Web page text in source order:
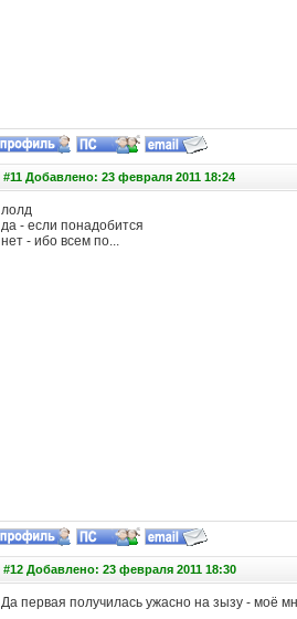
#11 Добавлено: 23 февраля 2011 18:24
лолд
да - если понадобится
нет - ибо всем по...
#12 Добавлено: 23 февраля 2011 18:30
Да первая получилась ужасно на зызу - моё